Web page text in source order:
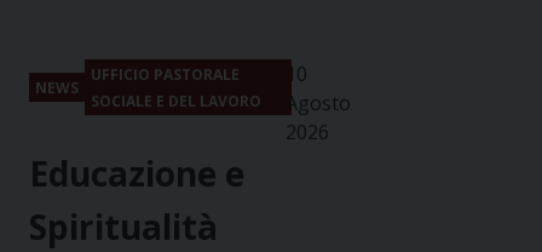
NEWS
UFFICIO PASTORALE
SOCIALE E DEL LAVORO
10
Agosto
2026
Educazione e
Spiritualità